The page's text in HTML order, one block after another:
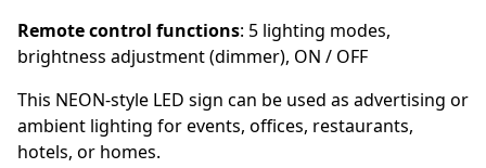
Remote control functions: 5 lighting modes,
brightness adjustment (dimmer), ON / OFF
This NEON-style LED sign can be used as advertising or
ambient lighting for events, offices, restaurants,
hotels, or homes.